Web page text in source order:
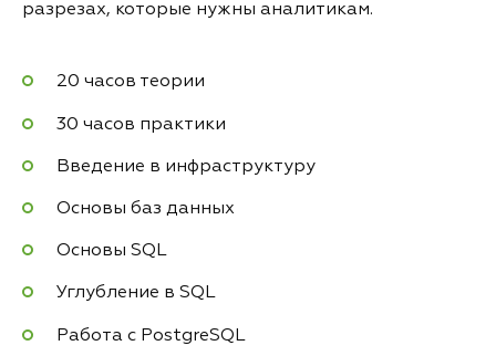
разрезах, которые нужны аналитикам.
20 часов теории
30 часов практики
Введение в инфраструктуру
Основы баз данных
Основы SQL
Углубление в SQL
Работа с PostgreSQL